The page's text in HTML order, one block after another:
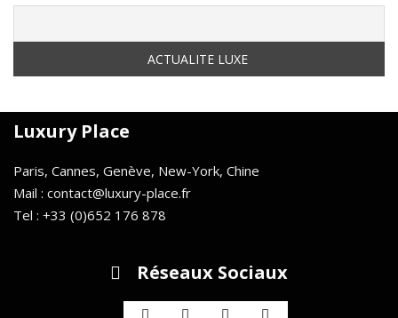
Luxury Place
Paris, Cannes, Genève, New-York, Chine
Mail : contact@luxury-place.fr
Tel : +33 (0)652 176 878
Réseaux Sociaux